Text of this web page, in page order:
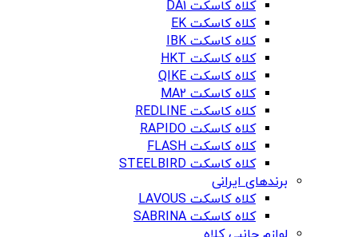
کلاه کاسکت DA1
کلاه کاسکت EK
کلاه کاسکت IBK
کلاه کاسکت HKT
کلاه کاسکت QIKE
کلاه کاسکت MA2
کلاه کاسکت REDLINE
کلاه کاسکت RAPIDO
کلاه کاسکت FLASH
کلاه کاسکت STEELBIRD
برندهای ایرانی
کلاه کاسکت LAVOUS
کلاه کاسکت SABRINA